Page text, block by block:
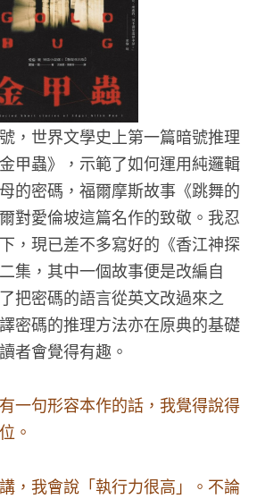
，世界文學史上第一篇暗號推理
甲蟲》，示範了如何運用純邏輯
的密碼，福爾摩斯故事《跳舞的
對愛倫坡這篇名作的致敬。我忍
，現已差不多寫好的《香江神探
集，其中一個故事便是改編自
把密碼的語言從英文改過來之
密碼的推理方法亦在原典的基礎
者會覺得有趣。
一句形容本作的話，我覺得說得
。
，我會說「執行力很高」。不論